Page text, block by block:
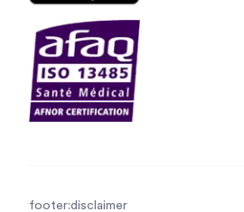
footer:disclaimer